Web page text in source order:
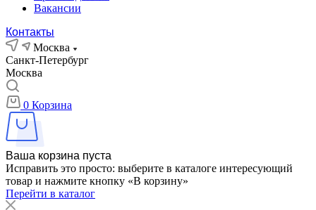
Вакансии
Контакты
Москва
Санкт-Петербург
Москва
0 Корзина
Ваша корзина пуста
Исправить это просто: выберите в каталоге интересующий
товар и нажмите кнопку «В корзину»
Перейти в каталог